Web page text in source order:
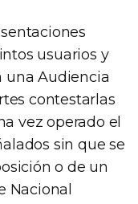
usuarios y
una Audiencia
contestarlas
vez operado el
sin que se
o de un
Nacional